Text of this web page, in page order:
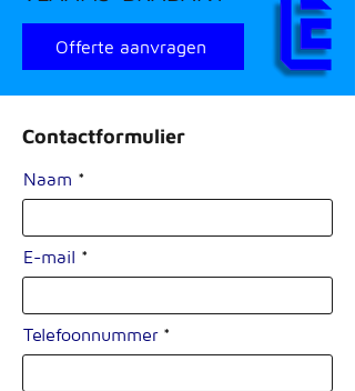
Offerte aanvragen
Contactformulier
Naam
E-mail
Telefoonnummer